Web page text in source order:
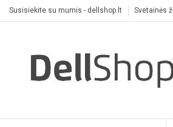
Susisiekite su mumis - dellshop.lt Svetainės